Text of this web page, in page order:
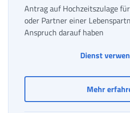
Antrag auf Hochzeitszulage
oder Partner einer
Anspruch darauf haben
Dienst
Mehr